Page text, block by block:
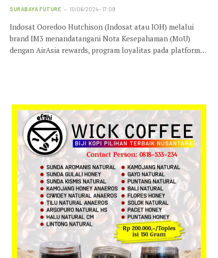
SURABAYA FUTURE 10/06/2024 - 17:09
Indosat Ooredoo Hutchison (Indosat atau IOH) melalui
brand IM3 menandatangani Nota Kesepahaman (MoU)
dengan AirAsia rewards, program loyalitas pada platform…